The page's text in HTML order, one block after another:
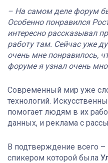
– На самом деле форум
Особенно понравился
интересно рассказывал
работу там. Сейчас уже
очень мне понравилось,
форуме я узнал очень
Современный мир уже
технологий.
помогает людям в их
данных, и реклама с
В подтверждение всего
спикером которой была